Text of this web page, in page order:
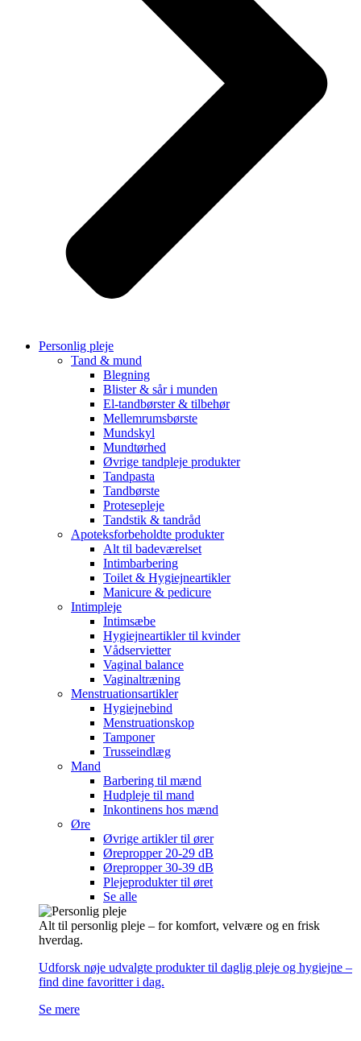
Personlig pleje
Tand & mund
Blegning
Blister & sår i munden
El-tandbørster & tilbehør
Mellemrumsbørste
Mundskyl
Mundtørhed
Øvrige tandpleje produkter
Tandpasta
Tandbørste
Protesepleje
Tandstik & tandråd
Apoteksforbeholdte produkter
Alt til badeværelset
Intimbarbering
Toilet & Hygiejneartikler
Manicure & pedicure
Intimpleje
Intimsæbe
Hygiejneartikler til kvinder
Vådservietter
Vaginal balance
Vaginaltræning
Menstruationsartikler
Hygiejnebind
Menstruationskop
Tamponer
Trusseindlæg
Mand
Barbering til mænd
Hudpleje til mand
Inkontinens hos mænd
Øre
Øvrige artikler til ører
Ørepropper 20-29 dB
Ørepropper 30-39 dB
Plejeprodukter til øret
Se alle
Alt til personlig pleje – for komfort, velvære og en frisk
hverdag.
Udforsk nøje udvalgte produkter til daglig pleje og hygiejne –
find dine favoritter i dag.
Se mere